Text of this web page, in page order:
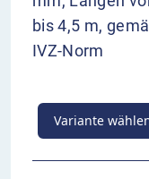
bis 4,5 m,
IVZ-Norm
Variante